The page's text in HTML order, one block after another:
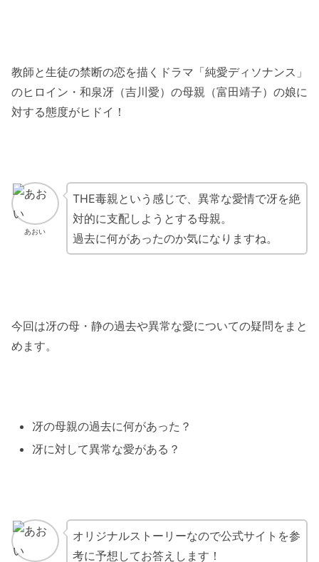
教師と生徒の禁断の恋を描くドラマ「純愛ディソナンス」
のヒロイン・和泉冴（吉川愛）の母親（富田靖子）の娘に
対する態度がヒドイ！
あおい
THE毒親という感じで、異常な愛情で冴を絶
対的に支配しようとする母親。
過去に何があったのか気になりますね。
今回は冴の母・静の過去や異常な愛についての疑問をまと
めます。
冴の母親の過去に何があった？
冴に対して異常な愛がある？
オリジナルストーリーなので公式サイトを参
考に予想してお答えします！